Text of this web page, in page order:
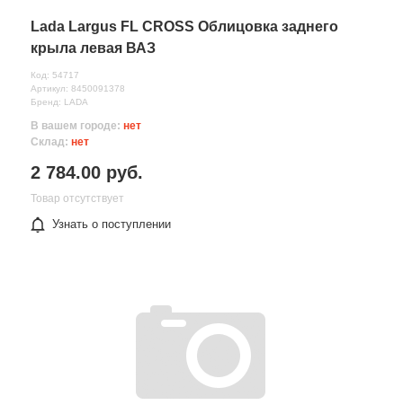
Lada Largus FL CROSS Облицовка заднего
крыла левая ВАЗ
Код: 54717
Артикул: 8450091378
Бренд: LADA
В вашем городе: нет
Склад: нет
2 784.00 руб.
Товар отсутствует
Узнать о поступлении